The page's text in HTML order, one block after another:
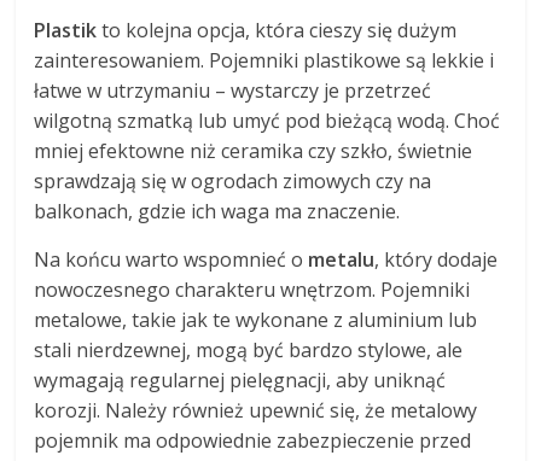
Plastikto kolejna opcja, która cieszy się dużym
zainteresowaniem. Pojemniki plastikowe są lekkie i
łatwe w utrzymaniu – wystarczy je przetrzeć
wilgotną szmatką lub umyć pod bieżącą wodą. Choć
mniej efektowne niż ceramika czy szkło, świetnie
sprawdzają się w ogrodach zimowych czy na
balkonach, gdzie ich waga ma znaczenie.
Na końcu warto wspomnieć o metalu, który dodaje
nowoczesnego charakteru wnętrzom. Pojemniki
metalowe, takie jak te wykonane z aluminium lub
stali nierdzewnej, mogą być bardzo stylowe, ale
wymagają regularnej pielęgnacji, aby uniknąć
korozji. Należy również upewnić się, że metalowy
pojemnik ma odpowiednie zabezpieczenie przed